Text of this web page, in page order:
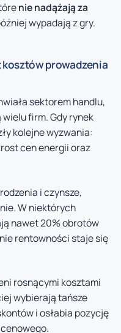
nie nadążają za
wypadają z gry.
prowadzenia
sektorem handlu,
firm. Gdy rynek
kolejne wyzwania:
cen energii oraz
i czynsze,
W niektórych
nawet 20% obrotów
rentowności staje się
rosnącymi kosztami
wybierają tańsze
i osłabia pozycję